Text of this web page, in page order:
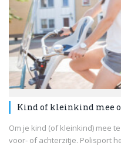
Kind of kleinkind mee
Om je kind (of kleinkind) mee
voor- of achterzitje. Polisport